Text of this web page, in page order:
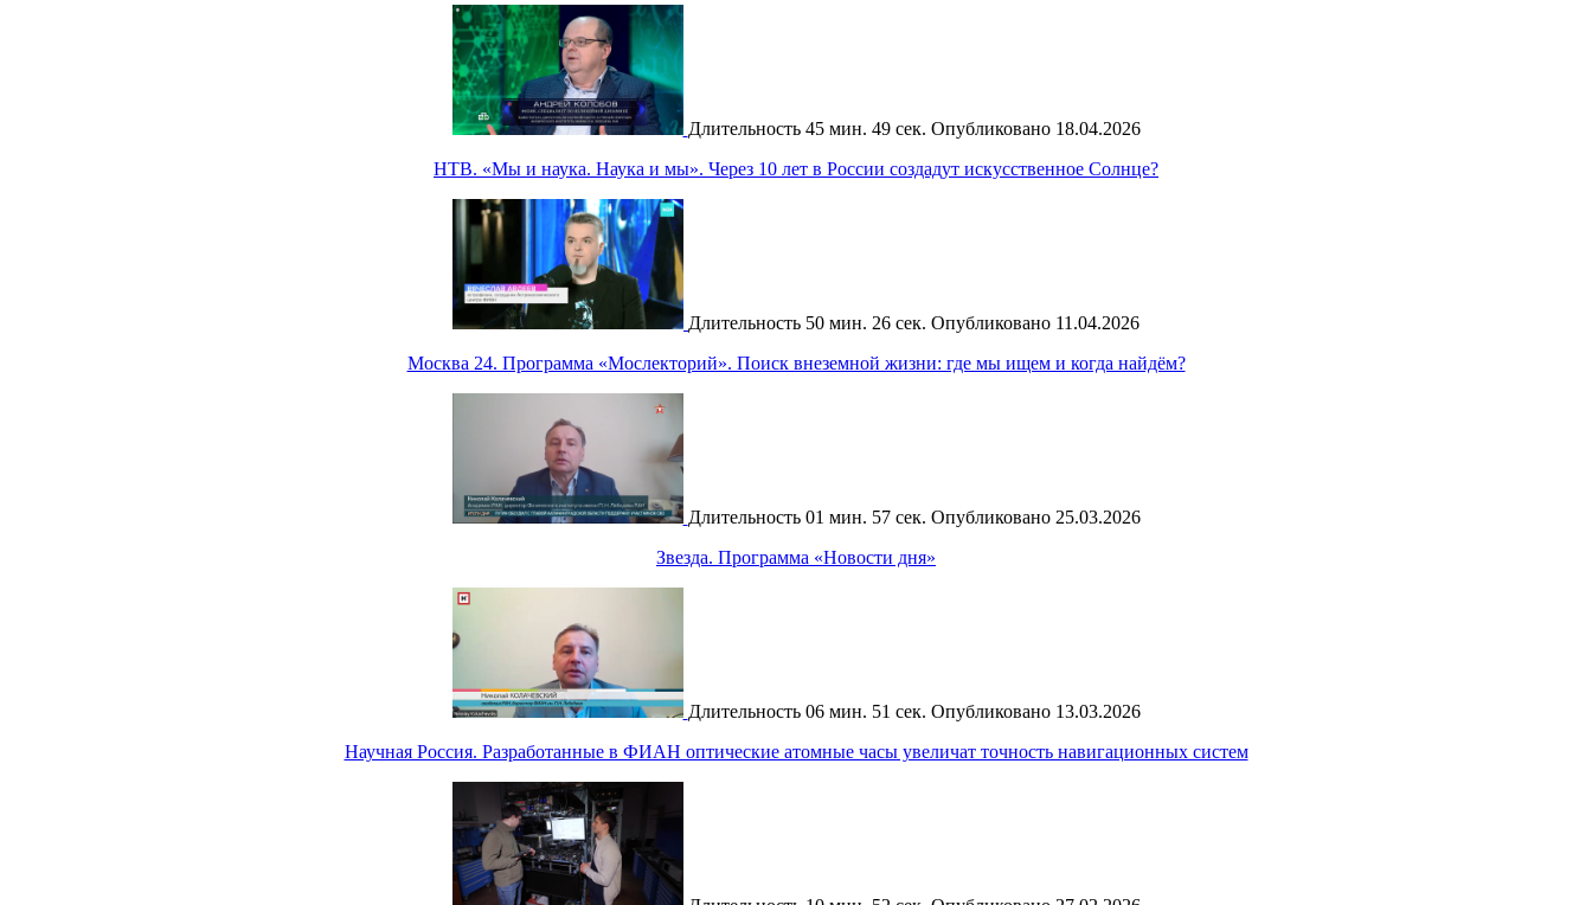
Длительность 45 мин. 49 сек. Опубликовано 18.04.2026
НТВ. «Мы и наука. Наука и мы». Через 10 лет в России создадут искусственное Солнце?
Длительность 50 мин. 26 сек. Опубликовано 11.04.2026
Москва 24. Программа «Мослекторий». Поиск внеземной жизни: где мы ищем и когда найдём?
Длительность 01 мин. 57 сек. Опубликовано 25.03.2026
Звезда. Программа «Новости дня»
Длительность 06 мин. 51 сек. Опубликовано 13.03.2026
Научная Россия. Разработанные в ФИАН оптические атомные часы увеличат точность навигационных систем